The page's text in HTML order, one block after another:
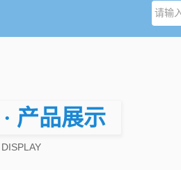
· 产品展示